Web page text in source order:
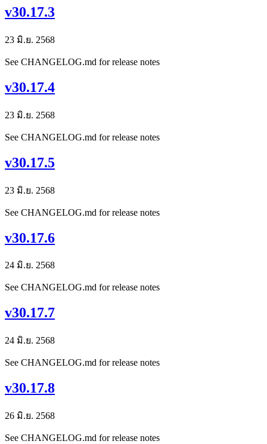
v30.17.3
23 มิ.ย. 2568
See CHANGELOG.md for release notes
v30.17.4
23 มิ.ย. 2568
See CHANGELOG.md for release notes
v30.17.5
23 มิ.ย. 2568
See CHANGELOG.md for release notes
v30.17.6
24 มิ.ย. 2568
See CHANGELOG.md for release notes
v30.17.7
24 มิ.ย. 2568
See CHANGELOG.md for release notes
v30.17.8
26 มิ.ย. 2568
See CHANGELOG.md for release notes